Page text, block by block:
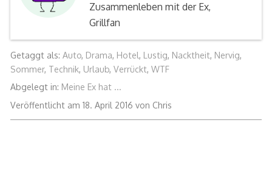
Zusammenleben mit der Ex,
Grillfan
Getaggt als: Auto, Drama, Hotel, Lustig, Nacktheit, Nervig,
Sommer, Technik, Urlaub, Verrückt, WTF
Abgelegt in: Meine Ex hat ...
Veröffentlicht am 18. April 201618.
April
von Chris